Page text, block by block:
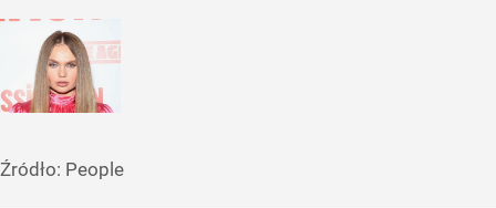
Źródło: People